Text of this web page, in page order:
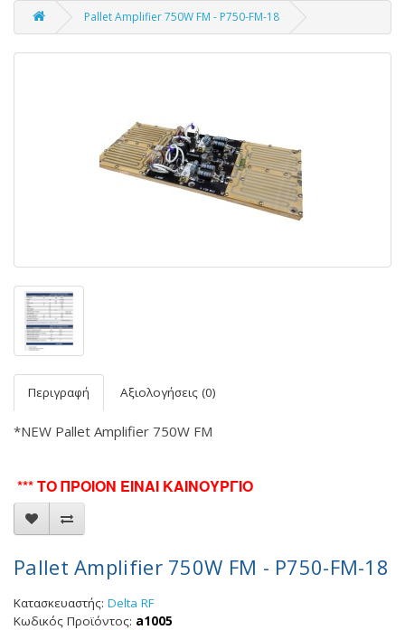
Pallet Amplifier 750W FM - P750-FM-18
Περιγραφή Αξιολογήσεις (0)
*NEW Pallet Amplifier 750W FM
*** ΤΟ ΠΡΟΙΟΝ ΕΙΝΑΙ ΚΑΙΝΟΥΡΓΙΟ
Pallet Amplifier 750W FM - P750-FM-18
Κατασκευαστής: Delta RF
Κωδικός Προϊόντος: a1005